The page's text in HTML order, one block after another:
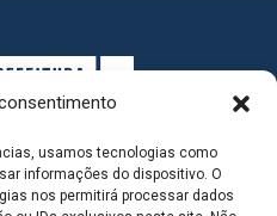
usamos tecnologias como
informações do dispositivo. O
nos permitirá processar dados